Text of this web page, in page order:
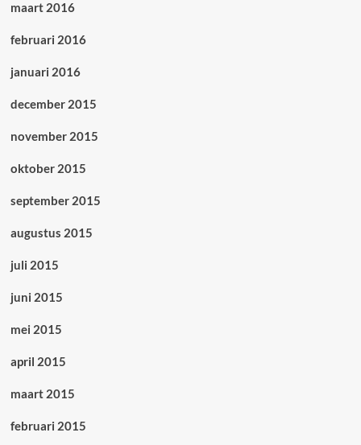
maart 2016
februari 2016
januari 2016
december 2015
november 2015
oktober 2015
september 2015
augustus 2015
juli 2015
juni 2015
mei 2015
april 2015
maart 2015
februari 2015